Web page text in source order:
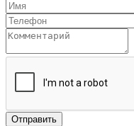
Отправить